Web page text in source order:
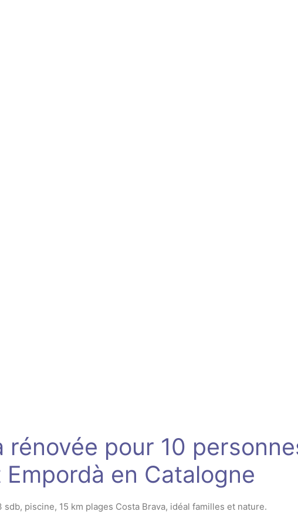
rénovée pour 10
Empordà en Catalogne
piscine, 15 km plages Costa Brava, idéal familles et nature.